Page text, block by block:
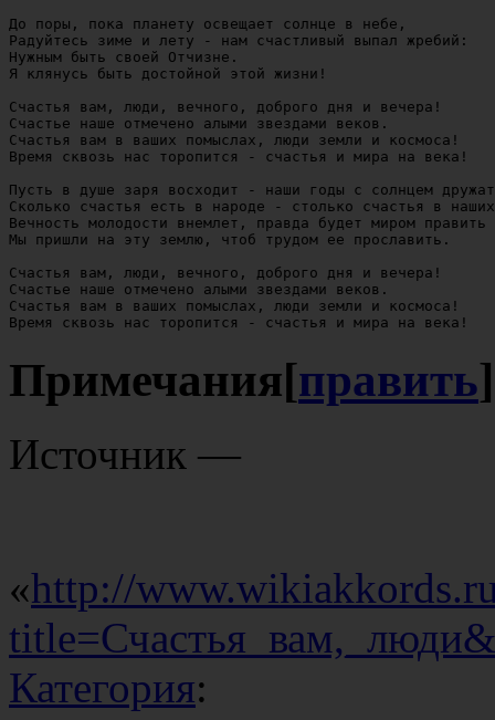
До поры, пока планету освещает солнце в небе,
Радуйтесь зиме и лету - нам счастливый выпал жребий:
Нужным быть своей Отчизне.
Я клянусь быть достойной этой жизни!
Счастья вам, люди, вечного, доброго дня и вечера!
Счастье наше отмечено алыми звездами веков.
Счастья вам в ваших помыслах, люди земли и космоса!
Время сквозь нас торопится - счастья и мира на века!
Пусть в душе заря восходит - наши годы с солнцем
Сколько счастья есть в народе - столько счастья в
Вечность молодости внемлет, правда будет миром
Мы пришли на эту землю, чтоб трудом ее прославить.
Счастья вам, люди, вечного, доброго дня и вечера!
Счастье наше отмечено алыми звездами веков.
Счастья вам в ваших помыслах, люди земли и космоса!
Примечания[править]
Источник —
«http://
Категория: